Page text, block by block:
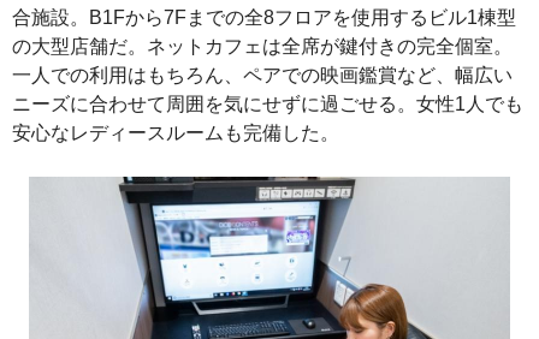
合施設。B1Fから7Fまでの全8フロアを使用するビル1棟型
の大型店舗だ。ネットカフェは全席が鍵付きの完全個室。
一人での利用はもちろん、ペアでの映画鑑賞など、幅広い
ニーズに合わせて周囲を気にせずに過ごせる。女性1人でも
安心なレディースルームも完備した。